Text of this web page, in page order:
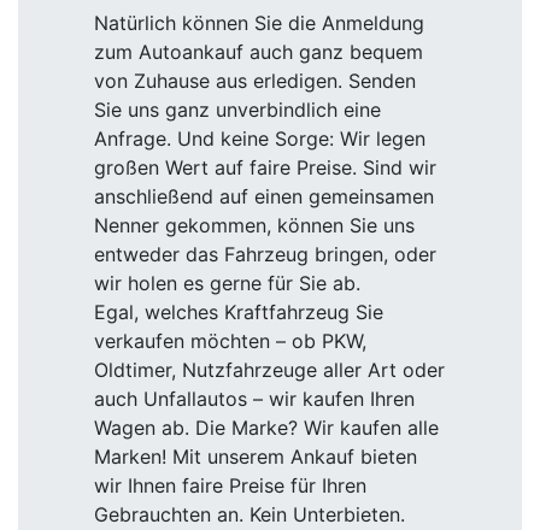
Natürlich können Sie die Anmeldung
zum Autoankauf auch ganz bequem
von Zuhause aus erledigen. Senden
Sie uns ganz unverbindlich eine
Anfrage. Und keine Sorge: Wir legen
großen Wert auf faire Preise. Sind wir
anschließend auf einen gemeinsamen
Nenner gekommen, können Sie uns
entweder das Fahrzeug bringen, oder
wir holen es gerne für Sie ab.
Egal, welches Kraftfahrzeug Sie
verkaufen möchten – ob PKW,
Oldtimer, Nutzfahrzeuge aller Art oder
auch Unfallautos – wir kaufen Ihren
Wagen ab. Die Marke? Wir kaufen alle
Marken! Mit unserem Ankauf bieten
wir Ihnen faire Preise für Ihren
Gebrauchten an. Kein Unterbieten.